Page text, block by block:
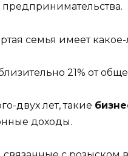
семья имеет
21% от
двух лет, такие
доходы.